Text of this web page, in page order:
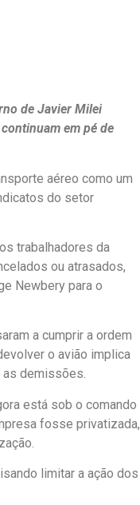
de Javier Milei
em pé de
aéreo como um
do setor
trabalhadores da
ou atrasados,
Newbery para o
a cumprir a ordem
o avião implica
as demissões.
está sob o comando
fosse privatizada,
limitar a ação dos